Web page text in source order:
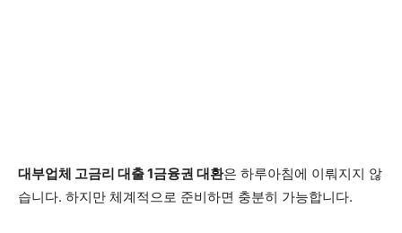
대부업체 고금리 대출 1금융권 대환은 하루아침에 이뤄지지 않
습니다. 하지만 체계적으로 준비하면 충분히 가능합니다.